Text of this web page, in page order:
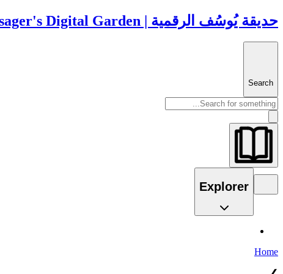
حديقة يُوسُف الرقمية | yshalsager's Digital Garden
Search
Explorer
Home